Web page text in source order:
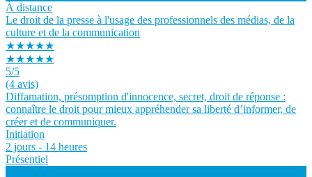
À distance
Le droit de la presse à l'usage des professionnels des médias, de la
culture et de la communication
★★★★★
★★★★★
5/5
(4 avis)
Diffamation, présomption d'innocence, secret, droit de réponse :
connaître le droit pour mieux appréhender sa liberté d’informer, de
créer et de communiquer.
Initiation
2 jours - 14 heures
Présentiel